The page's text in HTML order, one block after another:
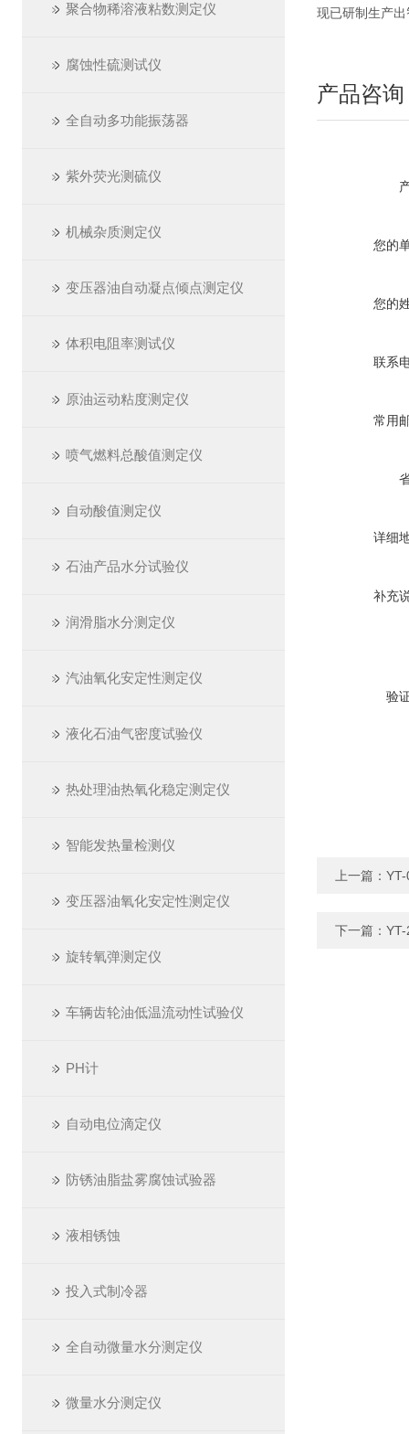
聚合物稀溶液粘数测定仪
腐蚀性硫测试仪
全自动多功能振荡器
紫外荧光测硫仪
机械杂质测定仪
变压器油自动凝点倾点测定仪
体积电阻率测试仪
原油运动粘度测定仪
喷气燃料总酸值测定仪
自动酸值测定仪
石油产品水分试验仪
润滑脂水分测定仪
汽油氧化安定性测定仪
液化石油气密度试验仪
热处理油热氧化稳定测定仪
智能发热量检测仪
变压器油氧化安定性测定仪
旋转氧弹测定仪
车辆齿轮油低温流动性试验仪
PH计
自动电位滴定仪
防锈油脂盐雾腐蚀试验器
液相锈蚀
投入式制冷器
全自动微量水分测定仪
微量水分测定仪
现已研制生产
产品咨询
您的
您的
联系
常用
详细
补充
验
上一篇：
下一篇：